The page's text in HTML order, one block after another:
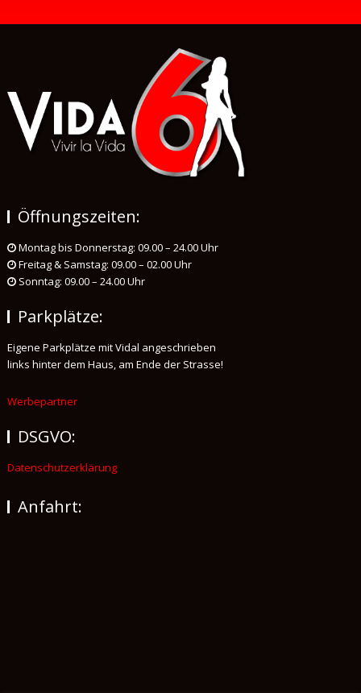
Öffnungszeiten:
Montag bis Donnerstag: 09.00 – 24.00 Uhr
Freitag & Samstag: 09.00 – 02.00 Uhr
Sonntag: 09.00 – 24.00 Uhr
Parkplätze:
Eigene Parkplätze mit Vidal angeschrieben
links hinter dem Haus, am Ende der Strasse!
Werbepartner
DSGVO:
Datenschutzerklärung
Anfahrt: